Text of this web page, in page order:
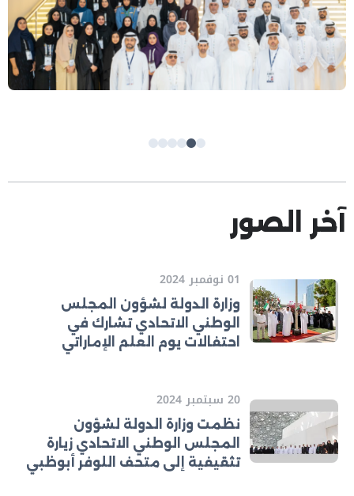
آخر الصور
01 نوفمبر 2024
وزارة الدولة لشؤون المجلس
الوطني الاتحادي تشارك في
احتفالات يوم العلم الإماراتي
20 سبتمبر 2024
نظمت وزارة الدولة لشؤون
المجلس الوطني الاتحادي زيارة
تثقيفية إلى متحف اللوفر أبوظبي